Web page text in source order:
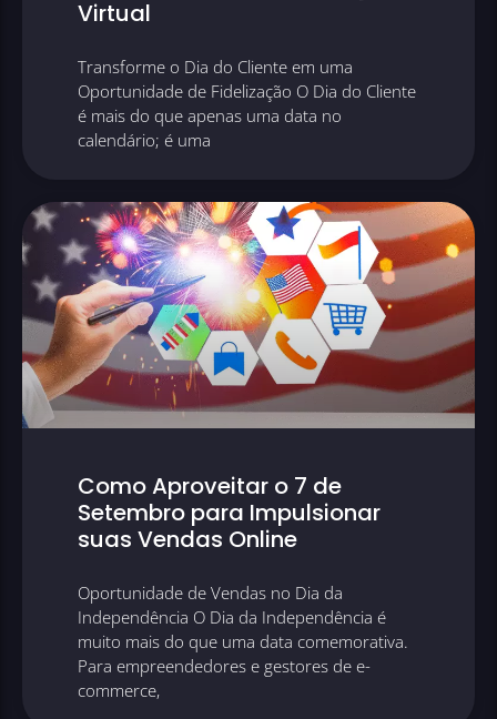
Virtual
Transforme o Dia do Cliente em uma
Oportunidade de Fidelização O Dia do Cliente
é mais do que apenas uma data no
calendário; é uma
Como Aproveitar o 7 de
Setembro para Impulsionar
suas Vendas Online
Oportunidade de Vendas no Dia da
Independência O Dia da Independência é
muito mais do que uma data comemorativa.
Para empreendedores e gestores de e-
commerce,